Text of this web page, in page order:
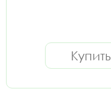
Купить